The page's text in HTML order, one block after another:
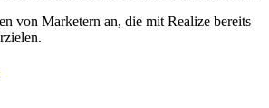
von Marketern an, die mit Realize bereits